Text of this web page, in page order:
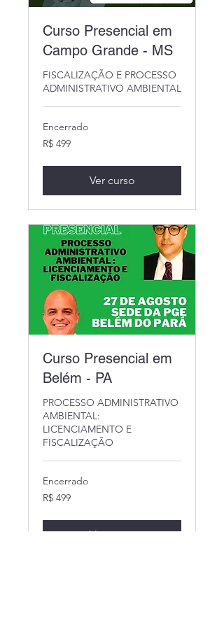
Curso Presencial em
Campo Grande - MS
FISCALIZAÇÃO E PROCESSO
ADMINISTRATIVO AMBIENTAL
Encerrado
499
Reais
R$ 499
Ver curso
Curso Presencial em
Belém - PA
PROCESSO ADMINISTRATIVO
AMBIENTAL:
LICENCIAMENTO E
FISCALIZAÇÃO
Encerrado
499
Reais
R$ 499
Ver curso